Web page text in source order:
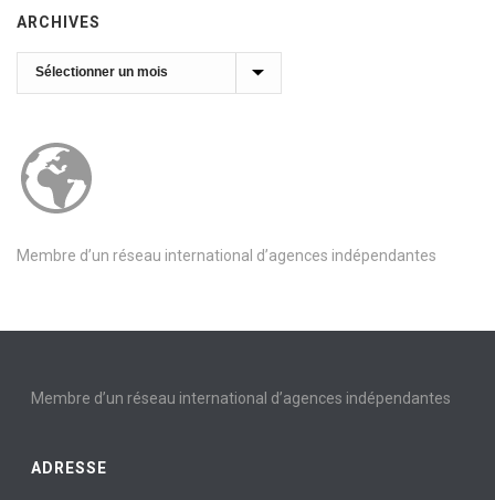
ARCHIVES
Archives
Membre d’un réseau international d’agences indépendantes
Membre d’un réseau international d’agences indépendantes
ADRESSE